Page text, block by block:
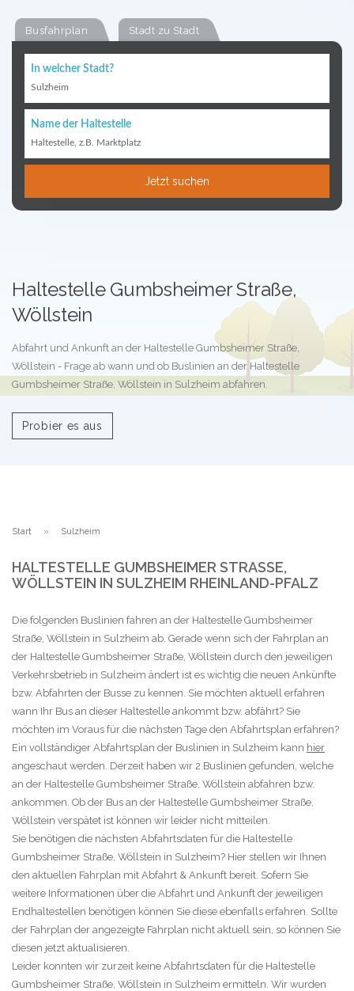
Busfahrplan Stadt zu Stadt
In welcher Stadt?
Sulzheim
Name der Haltestelle
Haltestelle, z.B. Marktplatz
Jetzt suchen
Haltestelle Gumbsheimer Straße,
Wöllstein
Abfahrt und Ankunft an der Haltestelle Gumbsheimer Straße,
Wöllstein - Frage ab wann und ob Buslinien an der Haltestelle
Gumbsheimer Straße, Wöllstein in Sulzheim abfahren.
Probier es aus
Start Sulzheim
HALTESTELLE GUMBSHEIMER STRASSE, W
ÖLLSTEIN IN SULZHEIM RHEINLAND-PFALZ
Die folgenden Buslinien fahren an der Haltestelle Gumbsheimer
Straße, Wöllstein in Sulzheim ab. Gerade wenn sich der Fahrplan an
der Haltestelle Gumbsheimer Straße, Wöllstein durch den jeweiligen
Verkehrsbetrieb in Sulzheim ändert ist es wichtig die neuen Ankünfte
bzw. Abfahrten der Busse zu kennen. Sie möchten aktuell erfahren
wann Ihr Bus an dieser Haltestelle ankommt bzw. abfährt? Sie
möchten im Voraus für die nächsten Tage den Abfahrtsplan erfahren?
Ein vollständiger Abfahrtsplan der Buslinien in Sulzheim kann hier
angeschaut werden. Derzeit haben wir 2 Buslinien gefunden, welche
an der Haltestelle Gumbsheimer Straße, Wöllstein abfahren bzw.
ankommen. Ob der Bus an der Haltestelle Gumbsheimer Straße,
Wöllstein verspätet ist können wir leider nicht mitteilen.
Sie benötigen die nächsten Abfahrtsdaten für die Haltestelle
Gumbsheimer Straße, Wöllstein in Sulzheim? Hier stellen wir Ihnen
den aktuellen Fahrplan mit Abfahrt & Ankunft bereit. Sofern Sie
weitere Informationen über die Abfahrt und Ankunft der jeweiligen
Endhaltestellen benötigen können Sie diese ebenfalls erfahren. Sollte
der Fahrplan der angezeigte Fahrplan nicht aktuell sein, so können Sie
diesen jetzt aktualisieren.
Leider konnten wir zurzeit keine Abfahrtsdaten für die Haltestelle
Gumbsheimer Straße, Wöllstein in Sulzheim ermitteln. Wir wurden